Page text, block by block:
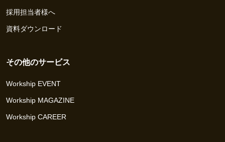
採用担当者様へ
資料ダウンロード
その他のサービス
Workship EVENT
Workship MAGAZINE
Workship CAREER